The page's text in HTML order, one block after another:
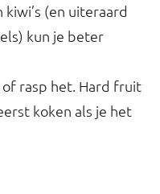
(en uiteraard
kun je beter
rasp het. Hard fruit
koken als je het